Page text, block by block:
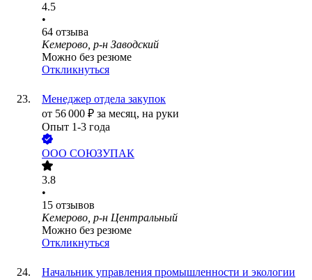
4.5
•
64 отзыва
Кемерово, р-н Заводский
Можно без резюме
Откликнуться
Менеджер отдела закупок
от 56 000 ₽ за месяц, на руки
Опыт 1-3 года
ООО СОЮЗУПАК
3.8
•
15 отзывов
Кемерово, р-н Центральный
Можно без резюме
Откликнуться
Начальник управления промышленности и экологии